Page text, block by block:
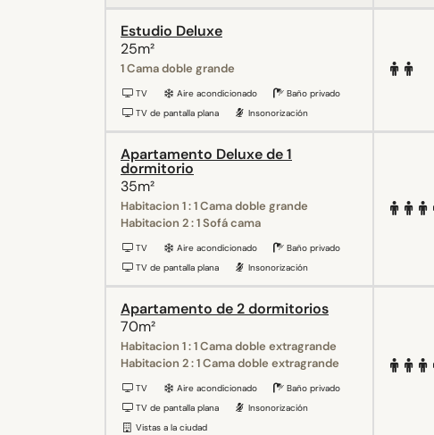
Estudio Deluxe
25m²
1 Cama doble grande
TV Aire acondicionado
Baño privado
TV de pantalla plana
Insonorización
Apartamento Deluxe de 1
dormitorio
35m²
Habitacion 1 : 1 Cama doble grande
Habitacion 2 : 1 Sofá cama
TV Aire acondicionado
Baño privado
TV de pantalla plana
Insonorización
Apartamento de 2 dormitorios
70m²
Habitacion 1 : 1 Cama doble extragrande
Habitacion 2 : 1 Cama doble extragrande
TV Aire acondicionado
Baño privado
TV de pantalla plana
Insonorización
Vistas a la ciudad